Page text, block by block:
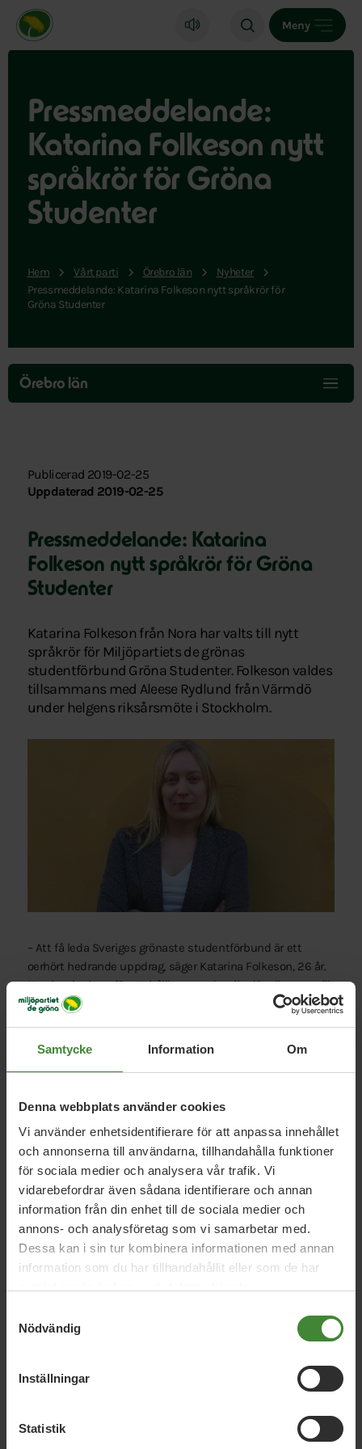
Samtycke Information Om
Denna webbplats använder cookies
Vi använder enhetsidentifierare för att anpassa innehållet
och annonserna till användarna, tillhandahålla funktioner
för sociala medier och analysera vår trafik. Vi
vidarebefordrar även sådana identifierare och annan
information från din enhet till de sociala medier och
annons- och analysföretag som vi samarbetar med.
Dessa kan i sin tur kombinera informationen med annan
information som du har tillhandahållit eller som de har
Nödvändig
Inställningar
Statistik
Miljöpartiet de gröna, startsida
Meny
Pressmeddelande:
Katarina Folkeson nytt
språkrör för Gröna
Studenter
Hem Vårt parti Örebro län
Nyheter
Pressmeddelande: Katarina Folkeson nytt språkrör för
Gröna Studenter
Hoppa
över
menyn
Örebro län
Publicerad 2019-02-25
Uppdaterad 2019-02-25
Pressmeddelande: Katarina
Folkeson nytt språkrör för Gröna
Studenter
Katarina Folkeson från Nora har valts till nytt
språkrör för Miljöpartiets de grönas
studentförbund Gröna Studenter. Folkeson valdes
tillsammans med Aleese Rydlund från Värmdö
under helgens riksårsmöte i Stockholm.
– Att få leda Sveriges grönaste studentförbund är ett
oerhört hedrande uppdrag, säger Katarina Folkeson, 26 år.
Nu ska vi arbeta för ett hållbart studentliv där alla som vill
studera ska ges möjlighet att göra det.
miljö, samt om demokrati och mänskliga rättigheter. Till
det valet är Folkeson Miljöpartiets enda kandidat från
–Runt om i Europa och världen höjer studenter sina röster
för klimatet. Det är dags för politiken att lyssna när
studenterna nu visar vägen, säger Folkeson.
Folkeson och Rydlund efterträder Rebecka Le Moine och
Malte Roos.
Örebro län, 8 augusti 2026